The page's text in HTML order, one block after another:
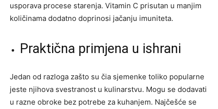
usporava procese starenja. Vitamin C prisutan u manjim
količinama dodatno doprinosi jačanju imuniteta.
Praktična primjena u ishrani
Jedan od razloga zašto su čia sjemenke toliko popularne
jeste njihova svestranost u kulinarstvu. Mogu se dodavati
u razne obroke bez potrebe za kuhanjem. Najčešće se